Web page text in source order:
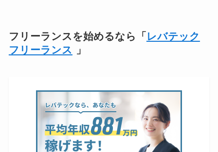
フリーランスを始めるなら「 レバテック
フリーランス
」